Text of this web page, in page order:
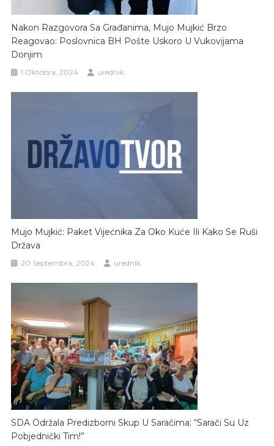
Nakon Razgovora Sa Građanima, Mujo Mujkić Brzo
Reagovao: Poslovnica BH Pošte Uskoro U Vukovijama
Donjim
1 Oktobra, 2024 urednik
Mujo Mujkić: Paket Vijećnika Za Oko Kuće Ili Kako Se Ruši
Država
20 Septembra, 2024 urednik
SDA Održala Predizborni Skup U Saračima: “Sarači Su Uz
Pobjednički Tim!”